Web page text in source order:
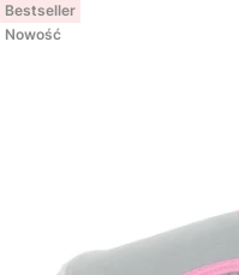
Bestseller
Nowość